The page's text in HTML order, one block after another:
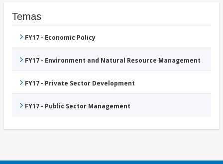
Temas
FY17 - Economic Policy
FY17 - Environment and Natural Resource Management
FY17 - Private Sector Development
FY17 - Public Sector Management